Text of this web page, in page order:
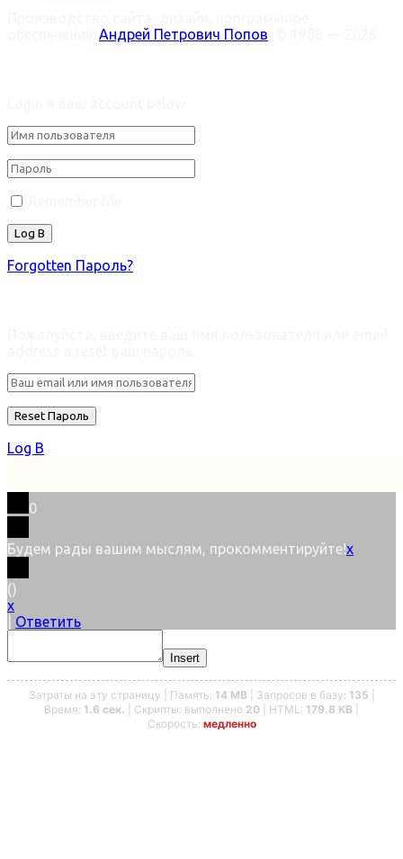
Андрей Петрович Попов
Forgotten Пароль?
Log В
0
Будем рады вашим мыслям, прокомментируйте!x
()
x
Ответить
Insert
Затраты на эту страницу | Память: 14 MB | Запросов в базу: 135
Время: 1.6 сек. | Скрипты: выполнено 20 | HTML: 179.8 KB
Скорость: медленно